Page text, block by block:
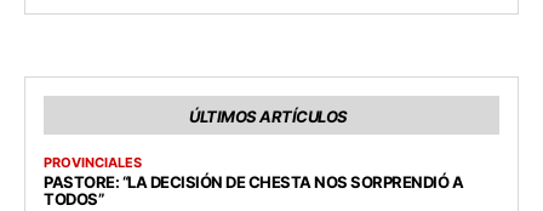
ÚLTIMOS ARTÍCULOS
PROVINCIALES
PASTORE: “LA DECISIÓN DE CHESTA NOS SORPRENDIÓ A
TODOS”